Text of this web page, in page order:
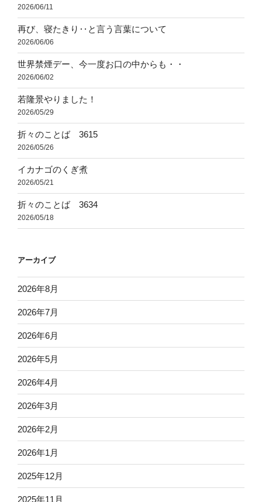
2026/06/11
再び、寝たきり‥と言う言葉について
2026/06/06
世界禁煙デー、今一度お口の中からも・・
2026/06/02
若隆景やりました！
2026/05/29
折々のことば 3615
2026/05/26
イカナゴのくぎ煮
2026/05/21
折々のことば 3634
2026/05/18
アーカイブ
2026年8月
2026年7月
2026年6月
2026年5月
2026年4月
2026年3月
2026年2月
2026年1月
2025年12月
2025年11月